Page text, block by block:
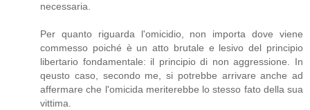
necessaria.
Per quanto riguarda l'omicidio, non importa dove viene
commesso poiché è un atto brutale e lesivo del principio
libertario fondamentale: il principio di non aggressione. In
qeusto caso, secondo me, si potrebbe arrivare anche ad
affermare che l'omicida meriterebbe lo stesso fato della sua
vittima.